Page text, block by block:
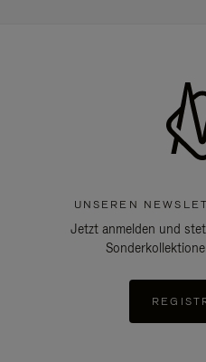
UNSEREN
Jetzt anmelden und